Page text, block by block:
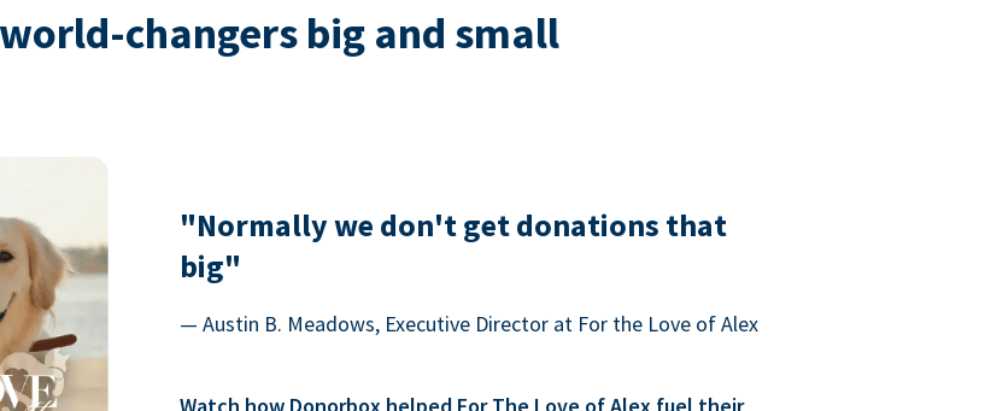
changers big and small
"Normally we don't get donations that
big"
— Austin B. Meadows, Executive Director at For the Love of Alex
Watch how Donorbox helped For The Love of Alex fuel their